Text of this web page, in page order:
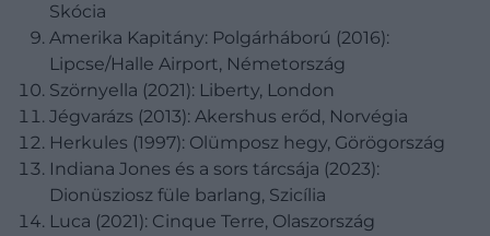
Skócia
Amerika Kapitány: Polgárháború (2016):
Lipcse/Halle Airport, Németország
Szörnyella (2021): Liberty, London
Jégvarázs (2013): Akershus erőd, Norvégia
Herkules (1997): Olümposz hegy, Görögország
Indiana Jones és a sors tárcsája (2023):
Dionüsziosz füle barlang, Szicília
Luca (2021): Cinque Terre, Olaszország